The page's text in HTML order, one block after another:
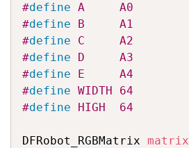
#define A     A0
#define B     A1
#define C     A2
#define D     A3
#define E     A4
#define WIDTH 64
#define HIGH  64
DFRobot_RGBMatrix matrix